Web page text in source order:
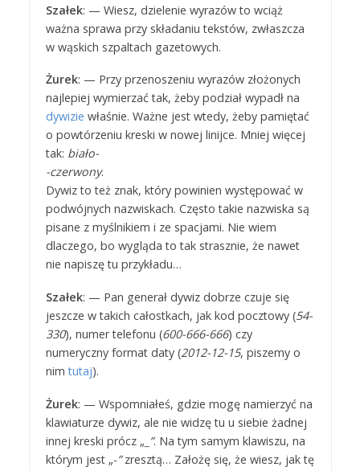
Szałek: — Wiesz, dzielenie wyrazów to wciąż
ważna sprawa przy składaniu tekstów, zwłaszcza
w wąskich szpaltach gazetowych.
Żurek: — Przy przenoszeniu wyrazów złożonych
najlepiej wymierzać tak, żeby podział wypadł na
dywizie właśnie. Ważne jest wtedy, żeby pamiętać
o powtórzeniu kreski w nowej linijce. Mniej więcej
tak: biało-
-czerwony.
Dywiz to też znak, który powinien występować w
podwójnych nazwiskach. Często takie nazwiska są
pisane z myślnikiem i ze spacjami. Nie wiem
dlaczego, bo wygląda to tak strasznie, że nawet
nie napiszę tu przykładu…
Szałek: — Pan generał dywiz dobrze czuje się
jeszcze w takich całostkach, jak kod pocztowy (54-
330), numer telefonu (600-666-666) czy
numeryczny format daty (2012-12-15, piszemy o
nimtutaj).
Żurek: — Wspomniałeś, gdzie mogę namierzyć na
klawiaturze dywiz, ale nie widzę tu u siebie żadnej
innej kreski prócz „ _”. Na tym samym klawiszu, na
którym jest „-”zresztą… Założę się, że wiesz, jak tę